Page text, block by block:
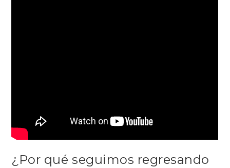
¿Por qué seguimos regresando